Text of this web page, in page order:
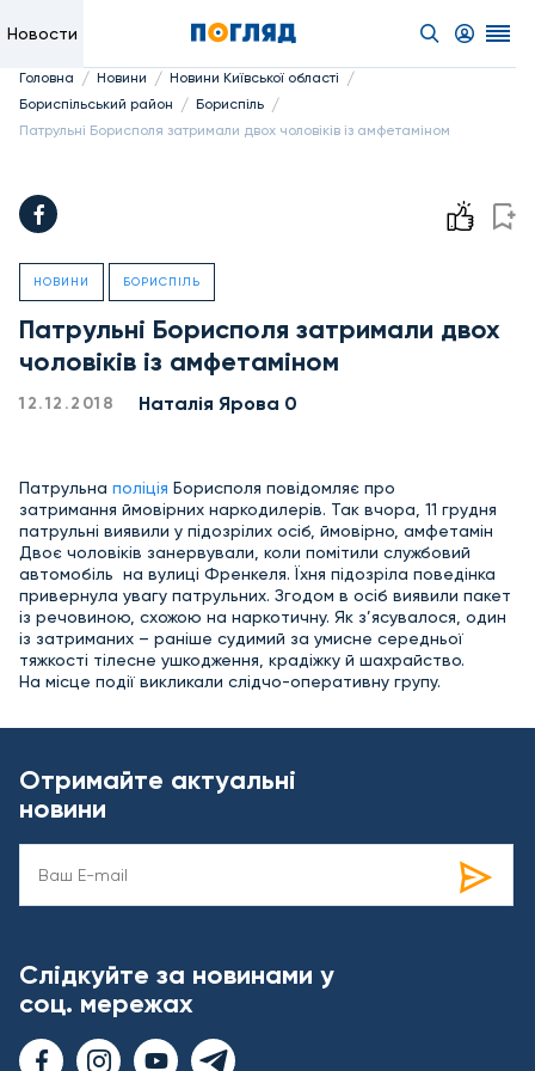
Новости
Головна / Новини / Новини Київської області /
Бориспільський район / Бориспіль /
Патрульні Борисполя затримали двох чоловіків із амфетаміном
НОВИНИ БОРИСПІЛЬ
Патрульні Борисполя затримали двох
чоловіків із амфетаміном
12.12.2018 Наталія Ярова 0
Патрульна поліція Борисполя повідомляє про
затримання ймовірних наркодилерів. Так вчора, 11 грудня
патрульні виявили у підозрілих осіб, ймовірно, амфетамін
Двоє чоловіків занервували, коли помітили службовий
автомобіль на вулиці Френкеля. Їхня підозріла поведінка
привернула увагу патрульних. Згодом в осіб виявили пакет
із речовиною, схожою на наркотичну. Як з’ясувалося, один
із затриманих – раніше судимий за умисне середньої
тяжкості тілесне ушкодження, крадіжку й шахрайство.
На місце події викликали слідчо-оперативну групу.
Отримайте актуальні
новини
Слідкуйте за новинами у
соц. мережах